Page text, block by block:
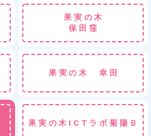
果実の木
保田窪
果実の木 幸田
果実の木ICTラボ菊陽Ｂ